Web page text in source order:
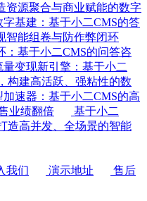
资源聚合与商业赋能的数字
基建：基于小二CMS的答
智能组卷与防作弊闭环
：基于小二CMS的问答咨
量变现新引擎：基于小二
构建高活跃、强粘性的数
速器：基于小二CMS的高
业绩翻倍
基于小二
造高并发、全场景的智能
我们 演示地址
售后